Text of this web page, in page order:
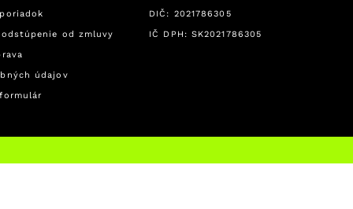
od zmluvy
údajov
DIČ: 2021786305
IČ DPH: SK2021786305